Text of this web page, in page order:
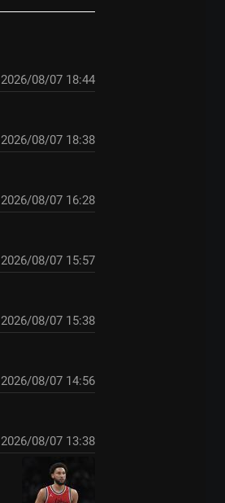
2026/08/07 18:44
2026/08/07 18:38
2026/08/07 16:28
2026/08/07 15:57
2026/08/07 15:38
2026/08/07 14:56
2026/08/07 13:38